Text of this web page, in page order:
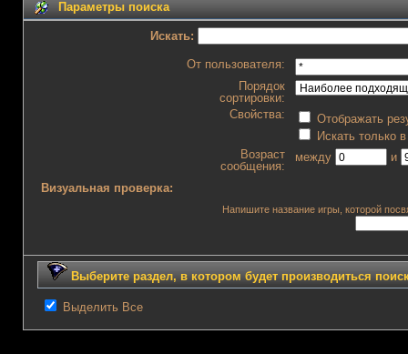
Параметры поиска
Искать:
От пользователя:
Порядок
сортировки:
Свойства:
Отображать
Искать только
Возраст
сообщения:
между и
Визуальная проверка:
Напишите название игры, которой
Выберите раздел, в котором будет производиться
Выделить Все